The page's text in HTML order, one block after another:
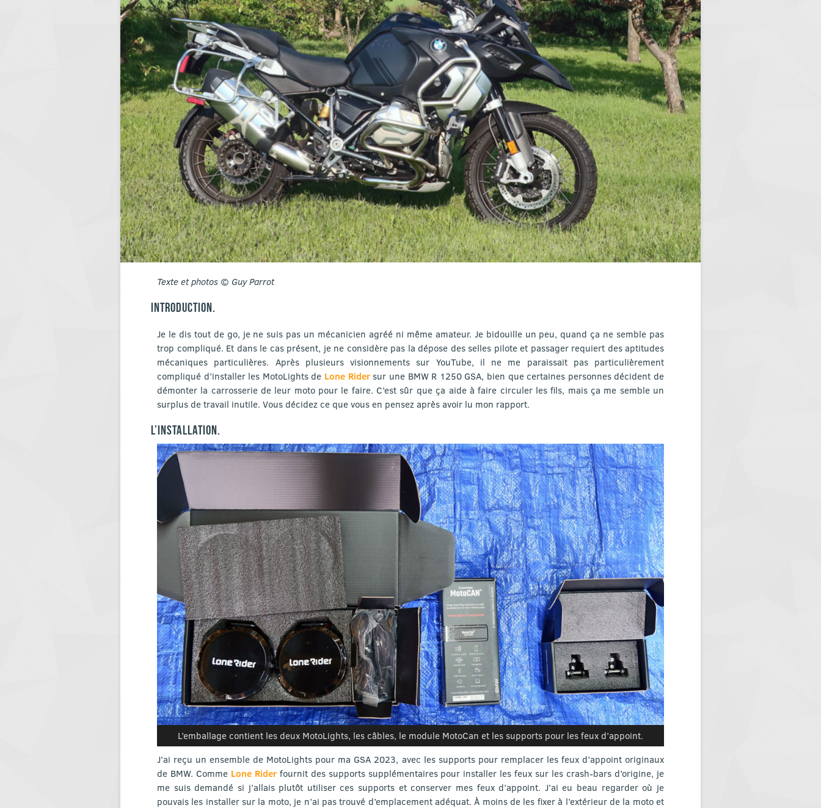
Texte et photos © Guy Parrot
INTRODUCTION.
Je le dis tout de go, je ne suis pas un mécanicien agréé ni même amateur. Je bidouille un peu, quand ça ne semble pas
trop compliqué. Et dans le cas présent, je ne considère pas la dépose des selles pilote et passager requiert des aptitudes
mécaniques particulières. Après plusieurs visionnements sur YouTube, il ne me paraissait pas particulièrement
compliqué d’installer les MotoLights de Lone Ridersur une BMW R 1250 GSA, bien que certaines personnes décident de
démonter la carrosserie de leur moto pour le faire. C’est sûr que ça aide à faire circuler les fils, mais ça me semble un
surplus de travail inutile. Vous décidez ce que vous en pensez après avoir lu mon rapport.
L’INSTALLATION.
L’emballage contient les deux MotoLights, les câbles, le module MotoCan et les supports pour les feux d’appoint.
J’ai reçu un ensemble de MotoLights pour ma GSA 2023, avec les supports pour remplacer les feux d’appoint originaux
de BMW. Comme Lone Riderfournit des supports supplémentaires pour installer les feux sur les crash-bars d’origine, je
me suis demandé si j’allais plutôt utiliser ces supports et conserver mes feux d’appoint. J’ai eu beau regarder où je
pouvais les installer sur la moto, je n’ai pas trouvé d’emplacement adéquat. À moins de les fixer à l’extérieur de la moto et